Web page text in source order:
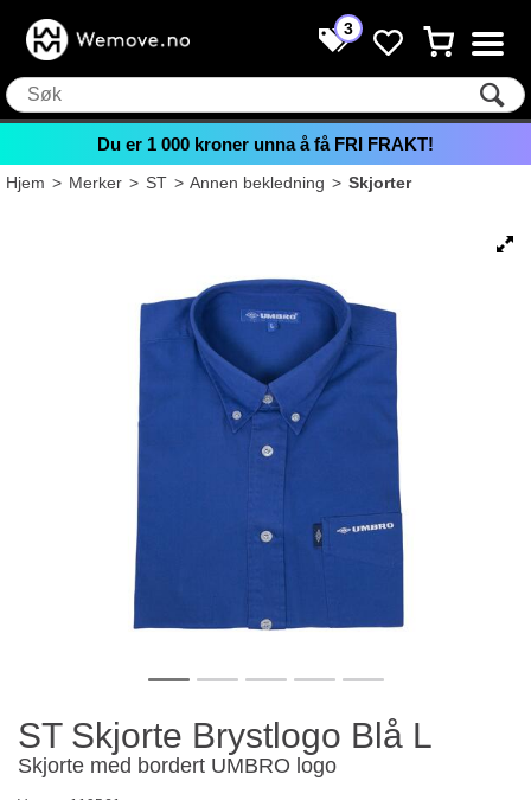
3
Du er 1 000 kroner unna å få FRI FRAKT!
Hjem>Merker>ST>Annen bekledning>Skjorter
ST Skjorte Brystlogo Blå L
Skjorte med bordert UMBRO logo